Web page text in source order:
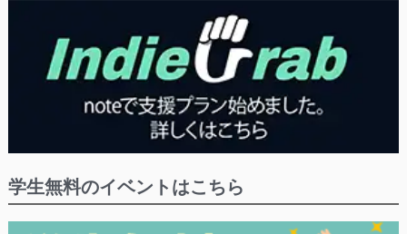
学生無料のイベントはこちら